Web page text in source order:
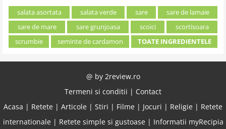
salata asortata salata verde sare
sare de lamaie
sare de mare
sare grunjoasa scoici
scortisoara
scrumbie
seminte de cardamon TOATE INGREDIENTELE
@ by 2review.ro
Termeni si conditii | Contact
Acasa | Retete | Articole | Stiri | Filme | Jocuri | Religie | Retete
internationale| Retete simple si gustoase| Informatii myRecipia